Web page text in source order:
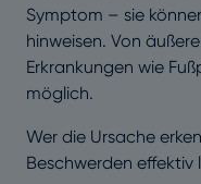
Symptom – sie
hinweisen. Von
Erkrankungen wie
möglich.
Wer die Ursache
Beschwerden effektiv